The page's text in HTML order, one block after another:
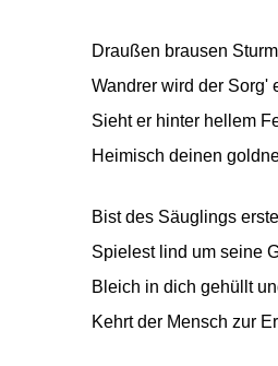
Draußen brausen
Wandrer wird der Sorg'
Sieht er hinter hellem
Heimisch deinen
Bist des Säuglings
Spielest lind um seine
Bleich in dich gehüllt
Kehrt der Mensch zur